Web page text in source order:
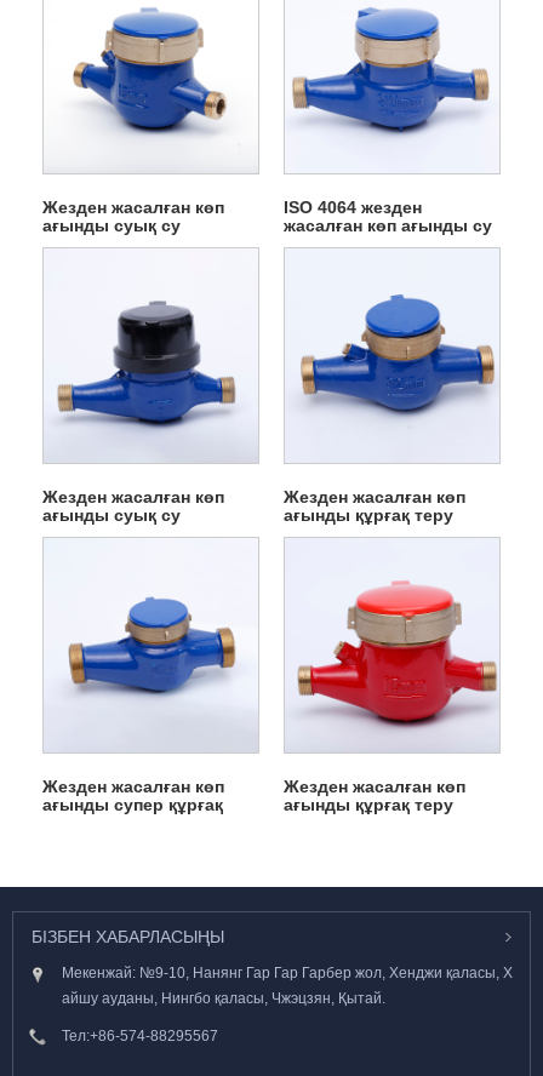
Жезден жасалған көп
ағынды суық су
есептегіші
ISO 4064 жезден
жасалған көп ағынды су
есептегіші
Жезден жасалған көп
ағынды суық су
есептегіш
Жезден жасалған көп
ағынды құрғақ теру
салқын су есептегіші
Жезден жасалған көп
ағынды супер құрғақ
Жезден жасалған көп
ағынды құрғақ теру
БІЗБЕН ХАБАРЛАСЫҢЫ
Мекенжай: №9-10, Нанянг Гар Гар Гарбер жол, Хенджи қаласы, Х
айшу ауданы, Нингбо қаласы, Чжэцзян, Қытай.
Тел:+86-574-88295567